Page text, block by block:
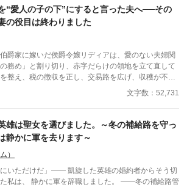
いと言われて離縁させられてしまいます。 それか
て、隣国の王子であるレオン殿下が我が家に現れま
どおり、私の妻になってもらうぞ」 確かにそんな約
があるような気がしますが、殿下はまだ5歳だった
その頃にな
出来ない理由は元旦那にあることが発覚して――。
爵家ではひと悶着起こりそうらしいのですが、もう
私には関係ありません。 ※ざまぁパートは第16話〜です
“愛人の子の下”にすると言った夫へ──その
の役目は終わりました
爵家に嫁いだ侯爵令嬢リディアは、愛のない夫婦関
務め」と割り切り、赤字だらけの領地を立て直して
整え、税の徴収を正し、交易路を広げ、収穫が不安
蓄を回す――伯爵家の体裁を保ってきたのは、いつ
夫オスヴァルドが屋敷に連れ
取りにする」 そして人前で、平然と言い放つ。 ――
愛人の子の“下”で学べばいい」 その瞬間、リディ
が静かに終わった。怒鳴らない。泣かない。微笑み
。 「承知しました。では――正妻の役目は終わりま
文字数：52,731
雄は聖女を選びました。～冬の補給路を守っ
静かに軍を去ります～
）
だ」―― 凱旋した英雄の婚約者からそう切
、 静かに軍を辞職しました。 ――冬の補給路管